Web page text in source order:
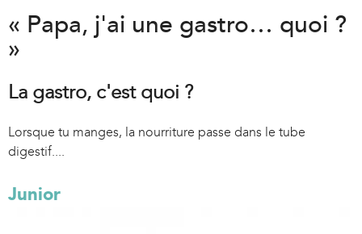
« Papa, j'ai une gastro… quoi ?
»
La gastro, c'est quoi ?
Lorsque tu manges, la nourriture passe dans le tube
digestif....
Junior